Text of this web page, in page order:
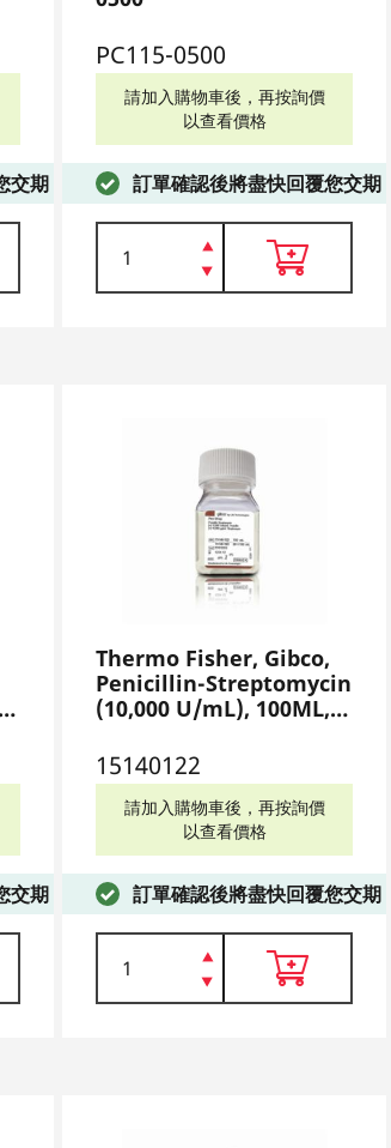
交期
PC115-0500
請加入購物車後，再按詢價
以查看價格
訂單確認後將盡快回覆您交期
交期
Thermo Fisher, Gibco,
Penicillin-Streptomycin
(10,000 U/mL), 100ML,
15140122
請加入購物車後，再按詢價
以查看價格
訂單確認後將盡快回覆您交期